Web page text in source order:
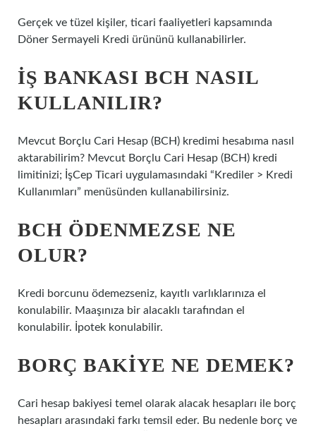
Gerçek ve tüzel kişiler, ticari faaliyetleri kapsamında
Döner Sermayeli Kredi ürününü kullanabilirler.
İŞ BANKASI BCH NASIL
KULLANILIR?
Mevcut Borçlu Cari Hesap (BCH) kredimi hesabıma nasıl
aktarabilirim? Mevcut Borçlu Cari Hesap (BCH) kredi
limitinizi; İşCep Ticari uygulamasındaki “Krediler > Kredi
Kullanımları” menüsünden kullanabilirsiniz.
BCH ÖDENMEZSE NE
OLUR?
Kredi borcunu ödemezseniz, kayıtlı varlıklarınıza el
konulabilir. Maaşınıza bir alacaklı tarafından el
konulabilir. İpotek konulabilir.
BORÇ BAKIYE NE DEMEK?
Cari hesap bakiyesi temel olarak alacak hesapları ile borç
hesapları arasındaki farkı temsil eder. Bu nedenle borç ve